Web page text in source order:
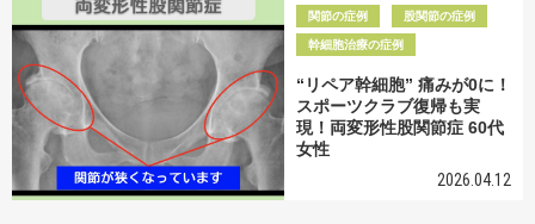
関節の症例 股関節の症例
幹細胞治療の症例
“リペア幹細胞” 痛みが0に！
スポーツクラブ復帰も実
現！両変形性股関節症 60代
女性
2026.04.12